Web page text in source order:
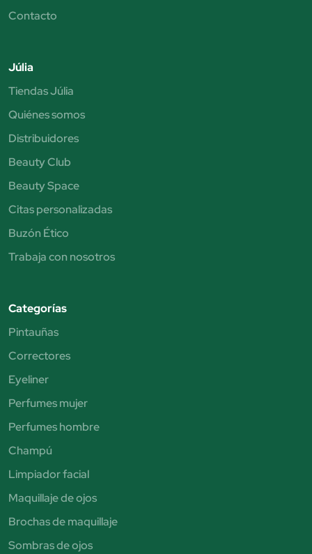
Contacto
Júlia
Tiendas Júlia
Quiénes somos
Distribuidores
Beauty Club
Beauty Space
Citas personalizadas
Buzón Ético
Trabaja con nosotros
Categorías
Pintauñas
Correctores
Eyeliner
Perfumes mujer
Perfumes hombre
Champú
Limpiador facial
Maquillaje de ojos
Brochas de maquillaje
Sombras de ojos